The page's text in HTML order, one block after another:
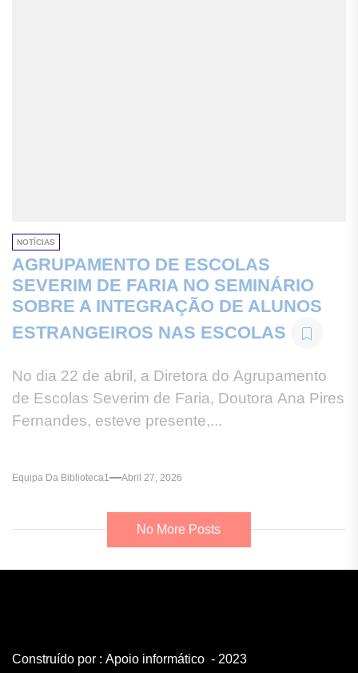
NOTÍCIAS
AGRUPAMENTO DE ESCOLAS
SEVERIM DE FARIA NO SEMINÁRIO
SOBRE A INTEGRAÇÃO DE ALUNOS
ESTRANGEIROS NAS ESCOLAS
No dia 22 de abril, a Diretora do Agrupamento
de Escolas Severim de Faria, Doutora Ana Pires
Fernandes, esteve presente,...
Equipa Da Biblioteca1 Abril 27, 2026
No More Posts
Construído por : Apoio informático - 2023